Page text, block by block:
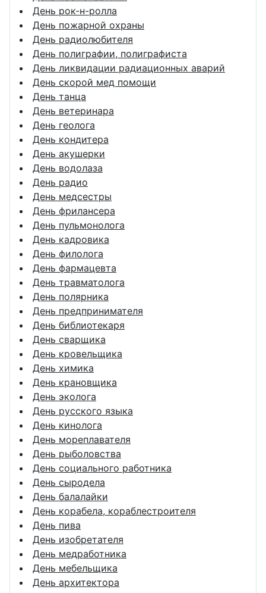
День рок-н-ролла
День пожарной охраны
День радиолюбителя
День полиграфии, полиграфиста
День ликвидации радиационных аварий
День скорой мед помощи
День танца
День ветеринара
День геолога
День кондитера
День акушерки
День водолаза
День радио
День медсестры
День фрилансера
День пульмонолога
День кадровика
День филолога
День фармацевта
День травматолога
День полярника
День предпринимателя
День библиотекаря
День сварщика
День кровельщика
День химика
День крановщика
День эколога
День русского языка
День кинолога
День мореплавателя
День рыболовства
День социального работника
День сыродела
День балалайки
День корабела, кораблестроителя
День пива
День изобретателя
День медработника
День мебельщика
День архитектора